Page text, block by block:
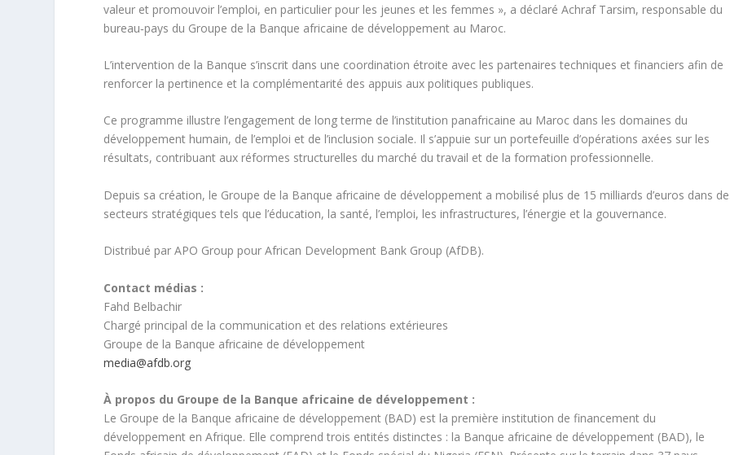
valeur et promouvoir l’emploi, en particulier pour les jeunes et les femmes », a déclaré Achraf Tarsim, responsable du
bureau‑pays du Groupe de la Banque africaine de développement au Maroc.
L’intervention de la Banque s’inscrit dans une coordination étroite avec les partenaires techniques et financiers afin de
renforcer la pertinence et la complémentarité des appuis aux politiques publiques.
Ce programme illustre l’engagement de long terme de l’institution panafricaine au Maroc dans les domaines du
développement humain, de l’emploi et de l’inclusion sociale. Il s’appuie sur un portefeuille d’opérations axées sur les
résultats, contribuant aux réformes structurelles du marché du travail et de la formation professionnelle.
Depuis sa création, le Groupe de la Banque africaine de développement a mobilisé plus de 15 milliards d’euros dans
secteurs stratégiques tels que l’éducation, la santé, l’emploi, les infrastructures, l’énergie et la gouvernance.
Distribué par APO Group pour African Development Bank Group (AfDB).
Contact médias :
Fahd Belbachir
Chargé principal de la communication et des relations extérieures
Groupe de la Banque africaine de développement
media@afdb.org
À propos du Groupe de la Banque africaine de développement :
Le Groupe de la Banque africaine de développement (BAD) est la première institution de financement du
développement en Afrique. Elle comprend trois entités distinctes : la Banque africaine de développement (BAD), le